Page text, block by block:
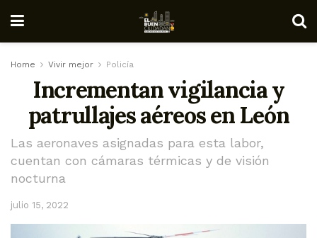
Home Vivir mejor Policía
Incrementan vigilancia y
patrullajes aéreos en León
Las aeronaves asignadas para esta labor,
cuentan con cámaras térmicas y de visión
nocturna
julio 15, 2022